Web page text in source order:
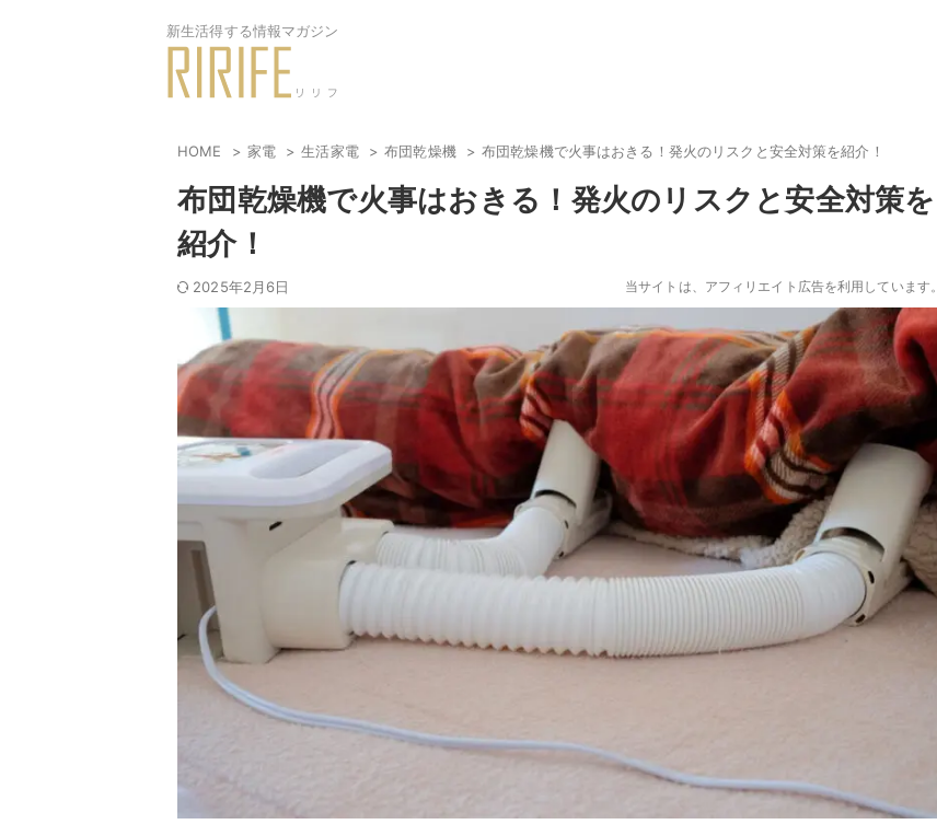
新生活得する情報マガジン
HOME 家電 生活家電 布団乾燥機 布団乾燥機で火事はおきる！発火のリスクと安全対策を紹介！
布団乾燥機で火事はおきる！発火のリスクと安全対策を
紹介！
2025年2月6日 当サイトは、アフィリエイト広告を利用しています。